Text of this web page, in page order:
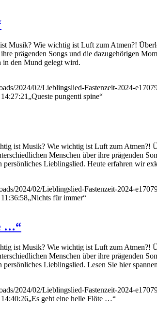
Musik? Wie wichtig ist Luft zum Atmen?!
prägenden Songs und die dazugehörigen
in den Mund gelegt wird.
2024/02/Lieblingslied-Fastenzeit-2024-
„Queste pungenti spine“
ist Musik? Wie wichtig ist Luft zum Atmen?!
Menschen über ihre prägenden
Lieblingslied. Heute erfahren wir
2024/02/Lieblingslied-Fastenzeit-2024-
„Nichts für immer“
…“
ist Musik? Wie wichtig ist Luft zum Atmen?!
Menschen über ihre prägenden
Lieblingslied. Lesen Sie hier
2024/02/Lieblingslied-Fastenzeit-2024-
„Es geht eine helle Flöte …“